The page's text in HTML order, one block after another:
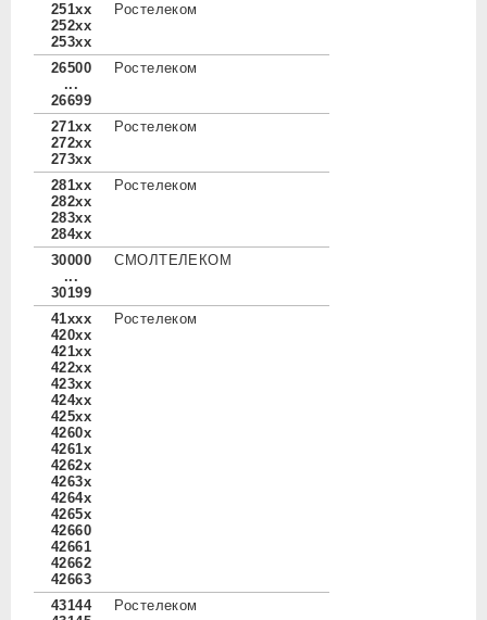
251xx
252xx
253xx
Ростелеком
26500
...
26699
Ростелеком
271xx
272xx
273xx
Ростелеком
281xx
282xx
283xx
284xx
Ростелеком
30000
...
30199
СМОЛТЕЛЕКОМ
41xxx
420xx
421xx
422xx
423xx
424xx
425xx
4260x
4261x
4262x
4263x
4264x
4265x
42660
42661
42662
42663
Ростелеком
43144
Ростелеком